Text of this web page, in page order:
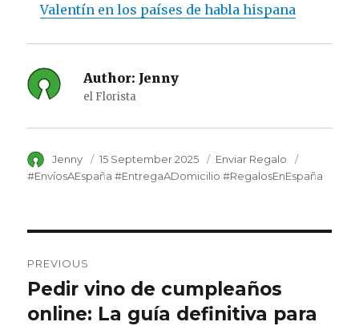
Valentín en los países de habla hispana
Author: Jenny
el Florista
Author
Jenny
Posted
on
15 September 2025 Category
Enviar Regalo
#EnvíosAEspaña #EntregaADomicilio #RegalosEnEspaña
navigation
PREVIOUS
Previous
post:
Pedir vino de cumpleaños
online: La guía definitiva para